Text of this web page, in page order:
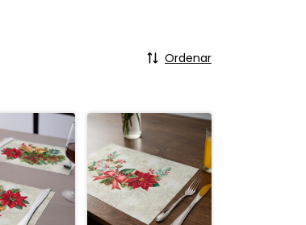
Ordenar